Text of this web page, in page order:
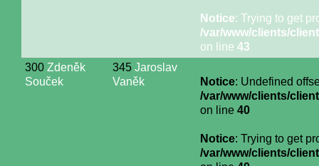
Notice: Trying to get
/var/www/clients/
on line 43
300 Zdeněk
Souček
345 Jaroslav
Vaněk
Notice: Undefined
/var/www/clients/
on line 40
Notice: Trying to get
/var/www/clients/